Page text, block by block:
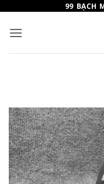
nội
dung
99 BẠCH